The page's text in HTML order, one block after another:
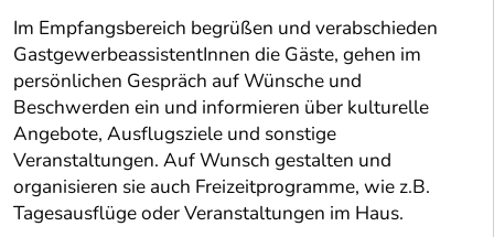
Im Empfangsbereich begrüßen und verabschieden
GastgewerbeassistentInnen die Gäste, gehen im
persönlichen Gespräch auf Wünsche und
Beschwerden ein und informieren über kulturelle
Angebote, Ausflugsziele und sonstige
Veranstaltungen. Auf Wunsch gestalten und
organisieren sie auch Freizeitprogramme, wie z.B.
Tagesausflüge oder Veranstaltungen im Haus.